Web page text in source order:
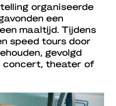
organiseerde
een
maaltijd. Tijdens
speed tours door
gevolgd
concert, theater of